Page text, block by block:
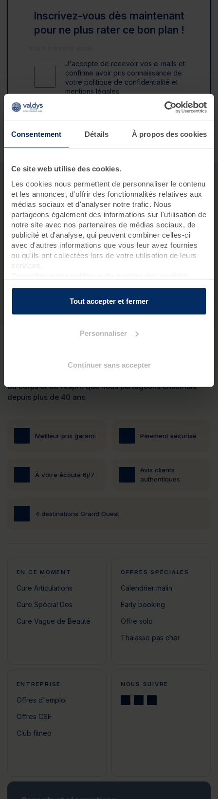
Consentement Détails À propos des cookies
Ce site web utilise des cookies.
Les cookies nous permettent de personnaliser le contenu
et les annonces, d'offrir des fonctionnalités relatives aux
médias sociaux et d'analyser notre trafic. Nous
partageons également des informations sur l'utilisation de
notre site avec nos partenaires de médias sociaux, de
publicité et d'analyse, qui peuvent combiner celles-ci
avec d'autres informations que vous leur avez fournies
ou qu'ils ont collectées lors de votre utilisation de leurs
services.
Tout accepter et fermer
Personnaliser
Continuer sans accepter
Inscrivez-vous dès maintenant
pour ne plus rater ce bon plan !
J'accepte de recevoir vos e-mails et
confirme avoir pris connaissance de
votre politique de confidentialité et
mentions légales.
S'inscrire
*Réservations du 27/04/26 au 11/05/26 pour des séjours du
28/04/26 au 31/07/26 hors dates d'exclusion.
Offres non cumulables, non rétroactives, selon disponibilités.
Remises valables sur toutes les catégories de chambres.
Offres valables sur les suppléments signe.
Offres valables dans les Valdys Resort de Roscoff, Pornichet-
Baie de La Baule et Saint-Jean-de-Monts. Valables dans les
soins), les extras (visite médicale, assurance, animal…).
Créateur de la thalasso en France, notre premier centre a
du corps et de l’esprit que nous partageons ensemble
depuis plus de 40 ans.
Meilleur prix garanti Paiement sécurisé
À votre écoute 6j/7
Avis clients
authentiques
4 destinations Grand Ouest
EN CE MOMENT
Cure Articulations
Cure Spécial Dos
Cure Vague de Beauté
OFFRES SPÉCIALES
Calendrier malin
Early booking
Offre solo
Thalasso pas cher
ENTREPRISE
Offres d'emploi
Offres CSE
Club fitneo
NOUS SUIVRE